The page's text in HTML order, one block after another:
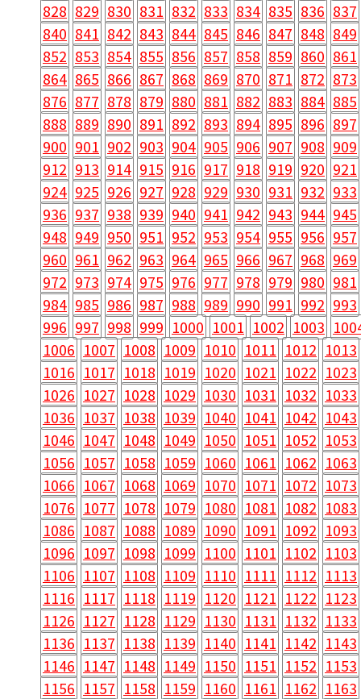
828 829 830 831 832 833 834 835 836 837
840 841 842 843 844 845 846 847 848 849
852 853 854 855 856 857 858 859 860 861
864 865 866 867 868 869 870 871 872 873
876 877 878 879 880 881 882 883 884 885
888 889 890 891 892 893 894 895 896 897
900 901 902 903 904 905 906 907 908 909
912 913 914 915 916 917 918 919 920 921
924 925 926 927 928 929 930 931 932 933
936 937 938 939 940 941 942 943 944 945
948 949 950 951 952 953 954 955 956 957
960 961 962 963 964 965 966 967 968 969
972 973 974 975 976 977 978 979 980 981
984 985 986 987 988 989 990 991 992 993
996 997 998 999 1000 1001 1002 1003
1006 1007 1008 1009 1010 1011 1012 1013
1016 1017 1018 1019 1020 1021 1022 1023
1026 1027 1028 1029 1030 1031 1032 1033
1036 1037 1038 1039 1040 1041 1042 1043
1046 1047 1048 1049 1050 1051 1052 1053
1056 1057 1058 1059 1060 1061 1062 1063
1066 1067 1068 1069 1070 1071 1072 1073
1076 1077 1078 1079 1080 1081 1082 1083
1086 1087 1088 1089 1090 1091 1092 1093
1096 1097 1098 1099 1100 1101 1102 1103
1106 1107 1108 1109 1110 1111 1112 1113
1116 1117 1118 1119 1120 1121 1122 1123
1126 1127 1128 1129 1130 1131 1132 1133
1136 1137 1138 1139 1140 1141 1142 1143
1146 1147 1148 1149 1150 1151 1152 1153
1156 1157 1158 1159 1160 1161 1162 1163